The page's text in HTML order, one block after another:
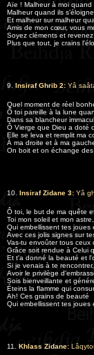
Aïe ! Malheur à moi quand
Malheur quand ils
Et malheur sur malheur
Amis de mon cœur, vous
Soyez cléments et
Plus que tout, je crains
9. Insiraf Ghrib 2: Yâ
Quel moment de réel
Ô toi pareille à la lune
Dans sa blancheur
Ô Vierge que Dieu a doté
Elle se leva et remplit ma
À ma droite et à ma
On boit et on échange des
10. Insiraf Zidane 3: Yâ
Ô toi, le but de ma quête
Toi mon soleil et mon
Qui embellissent tes joues
Avec ces jolis signes sur
Vas-tu envoûter tous ceux
Grâce soit rendue à Celui
Et t'a donné la beauté et
Si je venais à te
Avoir le privilège
Sois bienveillante et
Éteins la flamme qui
Ah! Ces grains de beauté
Qui embellissent tes joues
11. Khlass Zidane: